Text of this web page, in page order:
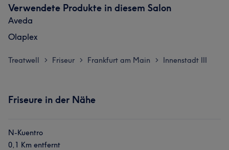
Verwendete Produkte in diesem Salon
Aveda
Olaplex
Treatwell > Friseur > Frankfurt am Main > Innenstadt III
Friseure in der Nähe
N-Kuentro
0,1 Km entfernt